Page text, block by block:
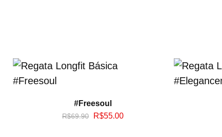
#Freesoul
R$69.90 R$55.00